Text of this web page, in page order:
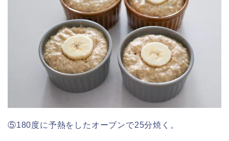
⑤180度に予熱をしたオーブンで25分焼く。